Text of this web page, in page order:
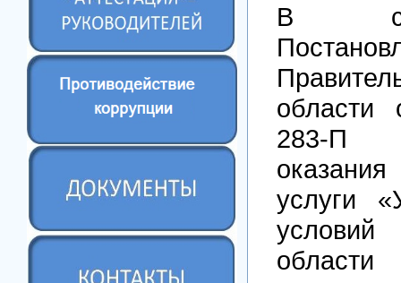
В
области
283-П
услуги